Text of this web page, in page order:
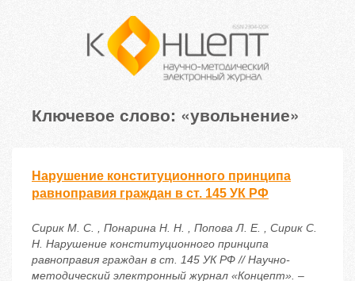
Ключевое слово: «увольнение»
Нарушение конституционного принципа
равноправия граждан в ст. 145 УК РФ
Сирик М. С. , Понарина Н. Н. , Попова Л. Е. , Сирик С.
Н. Нарушение конституционного принципа
равноправия граждан в ст. 145 УК РФ // Научно-
методический электронный журнал «Концепт». –